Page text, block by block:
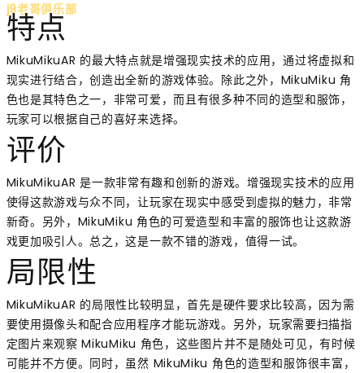
j9老哥俱乐部
特点
MikuMikuAR 的最大特点就是增强现实技术的应用，通过将虚拟和
现实进行结合，创造出全新的游戏体验。除此之外，MikuMiku 角
色也是其特色之一，非常可爱，而且有很多种不同的造型和服饰，
玩家可以根据自己的喜好来选择。
评价
MikuMikuAR 是一款非常有趣和创新的游戏。增强现实技术的应用
使得这款游戏与众不同，让玩家在现实中感受到虚拟的魅力，非常
新奇。另外，MikuMiku 角色的可爱造型和丰富的服饰也让这款游
戏更加吸引人。总之，这是一款不错的游戏，值得一试。
局限性
MikuMikuAR 的局限性比较明显，首先是硬件要求比较高，因为需
要使用摄像头和配合应用程序才能玩游戏。另外，玩家需要扫描指
定图片来观察 MikuMiku 角色，这些图片并不是随处可见，有时候
可能并不方便。同时，虽然 MikuMiku 角色的造型和服饰很丰富，